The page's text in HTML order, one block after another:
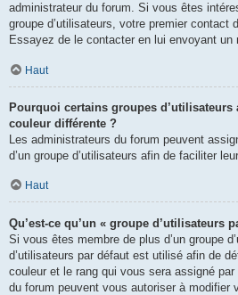
administrateur du forum. Si vous êtes
groupe d’utilisateurs, votre premier contact
Essayez de le contacter en lui envoyant un
Haut
Pourquoi certains groupes d’utilisateurs
couleur différente ?
Les administrateurs du forum peuvent
d’un groupe d’utilisateurs afin de faciliter
Haut
Qu’est-ce qu’un « groupe d’utilisateurs
Si vous êtes membre de plus d’un groupe
d’utilisateurs par défaut est utilisé afin de
couleur et le rang qui vous sera assigné
du forum peuvent vous autoriser à modifier